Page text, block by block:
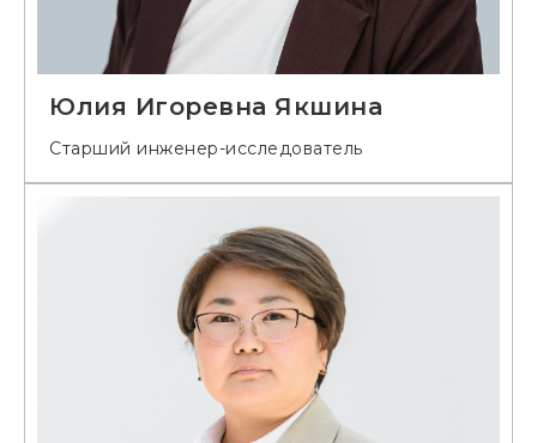
Юлия Игоревна Якшина
Старший инженер-исследователь